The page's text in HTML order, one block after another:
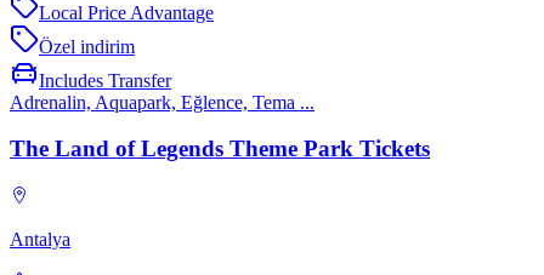
Local Price Advantage
Özel indirim
Includes Transfer
Adrenalin, Aquapark, Eğlence, Tema ...
The Land of Legends Theme Park Tickets
Antalya